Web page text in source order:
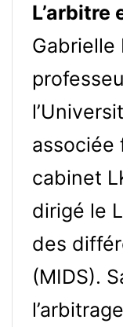
L’arbitre
Gabrielle
associée
cabinet
dirigé le
des
(MIDS).